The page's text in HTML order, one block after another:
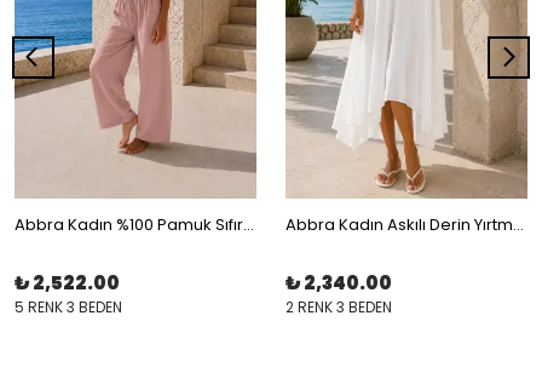
Abbra Kadın %100 Pamuk Sıfır Kol Beli Lastikli İpli Astarlı Takım
₺ 2,522.00
5 RENK 3 BEDEN
Abbra Kadın Askılı Derin Yırtmaçlı Astarlı Elbise
₺ 2,340.00
2 RENK 3 BEDEN